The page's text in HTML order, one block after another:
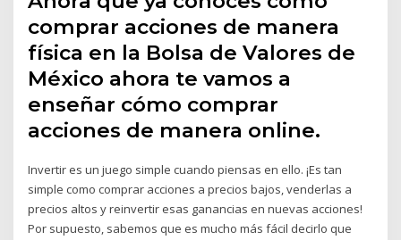
comprar acciones de manera
física en la Bolsa de Valores de
México ahora te vamos a
enseñar cómo comprar
acciones de manera online.
Invertir es un juego simple cuando piensas en ello. ¡Es tan
simple como comprar acciones a precios bajos, venderlas a
precios altos y reinvertir esas ganancias en nuevas acciones!
Por supuesto, sabemos que es mucho más fácil decirlo que